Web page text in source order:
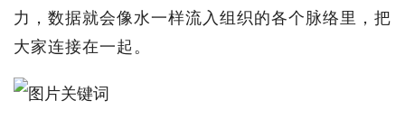
力，数据就会像水一样流入组织的各个脉络里，把
大家连接在一起。